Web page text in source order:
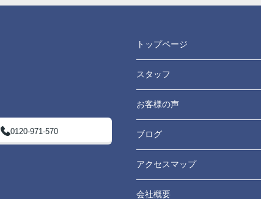
0120-971-570
トップページ
スタッフ
お客様の声
ブログ
アクセスマップ
会社概要